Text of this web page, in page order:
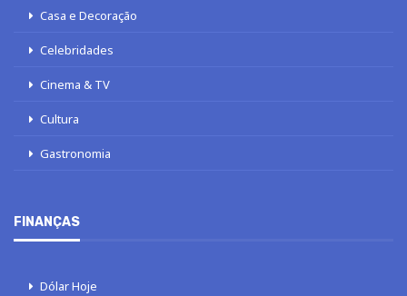
Casa e Decoração
Celebridades
Cinema & TV
Cultura
Gastronomia
FINANÇAS
Dólar Hoje